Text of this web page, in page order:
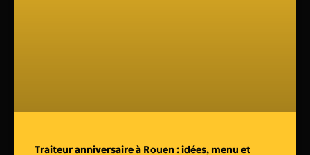
Traiteur anniversaire à Rouen : idées, menu et